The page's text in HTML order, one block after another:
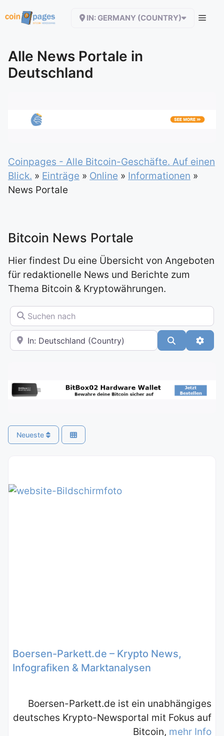
Inhalt
IN: GERMANY (COUNTRY)
Alle News Portale in
Deutschland
Coinpages - Alle Bitcoin-Geschäfte. Auf einen
Blick. » Einträge » Online » Informationen »
News Portale
Bitcoin News Portale
Hier findest Du eine Übersicht von Angeboten
für redaktionelle News und Berichte zum
Thema Bitcoin & Kryptowährungen.
Suchen nach
In der Nähe Suchen
Neueste
Boersen-Parkett.de – Krypto News,
Infografiken & Marktanalysen
Boersen-Parkett.de ist ein unabhängiges
deutsches Krypto-Newsportal mit Fokus auf
Bitcoin, mehr Info